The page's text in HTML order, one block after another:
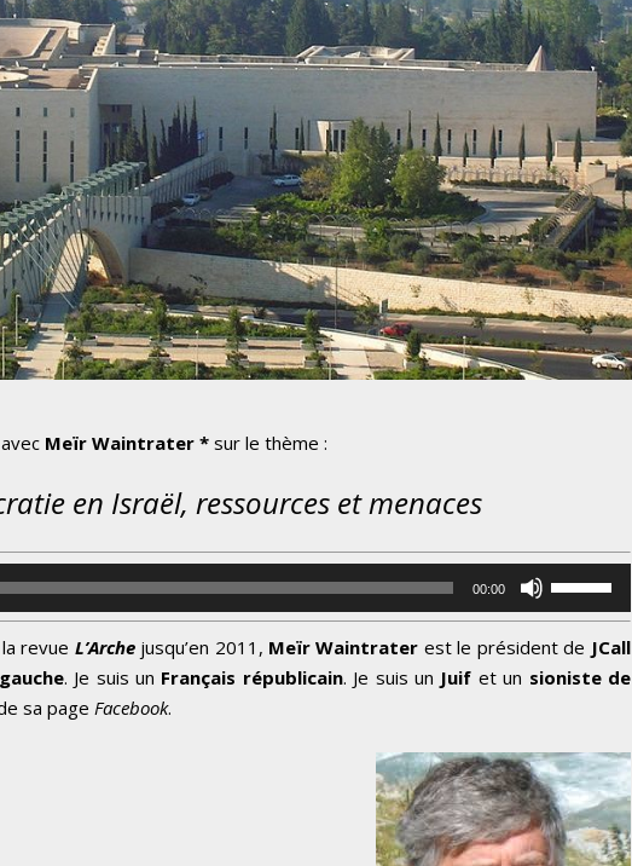
Meïr Waintrater * sur le thème :
Israël, ressources et menaces
00:00
t
e
z
l
e
revue L’Archejusqu’en 2011, Meïr Waintrater est le président de JCall
. Je suis un Français républicain. Je suis un Juif et un sioniste de
sa page Facebook.